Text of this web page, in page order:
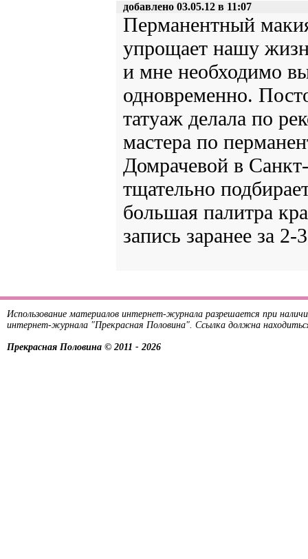
добавлено 03.05.12 в 11:07
Перманентный
упрощает нашу
и мне необходимо
одновременно.
татуаж делала по
мастера по
Домрачевой в
тщательно
большая палитра
запись заранее за
Использование материалов интернет-журнала разрешается при
интернет-журнала "Прекрасная Половина". Ссылка должна
Прекрасная Половина © 2011 - 2026